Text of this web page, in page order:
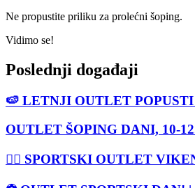
Ne propustite priliku za prolećni šoping.
Vidimo se!
Poslednji događaji
🍉 LETNJI OUTLET
OUTLET ŠOPING DANI, 10-
🏃‍♀️ SPORTSKI OUTLET